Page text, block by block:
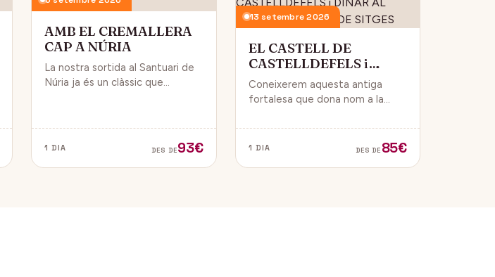
AMB EL CREMALLERA
CAP A NÚRIA
La nostra sortida al Santuari de
Núria ja és un clàssic que
veurem des del Cremallera.
1 DIA DES DE93€
13 setembre 2026
EL CASTELL DE
CASTELLDEFELS i
DINAR AL PASSEIG
MARITIM DE SITGES
Coneixerem aquesta antiga
fortalesa que dona nom a la
un punt estratègic amb vistes al
mar Mediterrani.
1 DIA DES DE 85€